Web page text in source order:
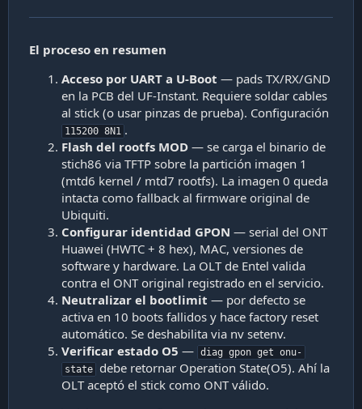
El proceso en resumen
Acceso por UART a U-Boot — pads TX/RX/GND
en la PCB del UF-Instant. Requiere soldar cables
al stick (o usar pinzas de prueba). Configuración
115200 8N1 .
Flash del rootfs MOD — se carga el binario de
stich86 via TFTP sobre la partición imagen 1
(mtd6 kernel / mtd7 rootfs). La imagen 0 queda
intacta como fallback al firmware original de
Ubiquiti.
Configurar identidad GPON — serial del ONT
Huawei (HWTC + 8 hex), MAC, versiones de
software y hardware. La OLT de Entel valida
contra el ONT original registrado en el servicio.
Neutralizar el bootlimit — por defecto se
activa en 10 boots fallidos y hace factory reset
automático. Se deshabilita via nv setenv.
Verificar estado O5 — diag gpon get onu-
state
debe retornar Operation State(O5). Ahí la
OLT aceptó el stick como ONT válido.